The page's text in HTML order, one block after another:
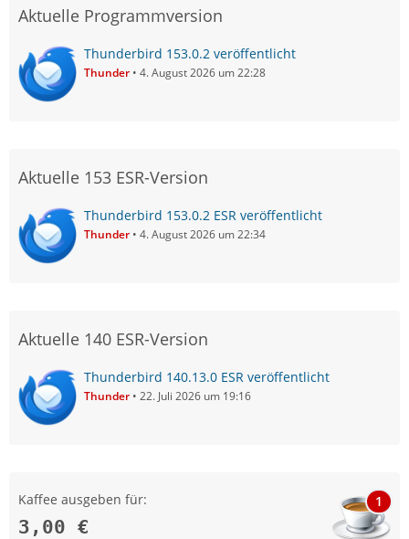
Aktuelle Programmversion
Thunderbird 153.0.2 veröffentlicht
Thunder 4. August 2026 um 22:28
Aktuelle 153 ESR-Version
Thunderbird 153.0.2 ESR veröffentlicht
Thunder 4. August 2026 um 22:34
Aktuelle 140 ESR-Version
Thunderbird 140.13.0 ESR veröffentlicht
Thunder 22. Juli 2026 um 19:16
Kaffee ausgeben für:
3,00 €
1